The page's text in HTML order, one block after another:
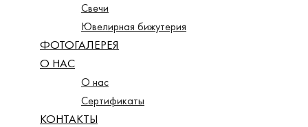
Свечи
Ювелирная бижутерия
ФОТОГАЛЕРЕЯ
О НАС
О нас
Сертификаты
КОНТАКТЫ